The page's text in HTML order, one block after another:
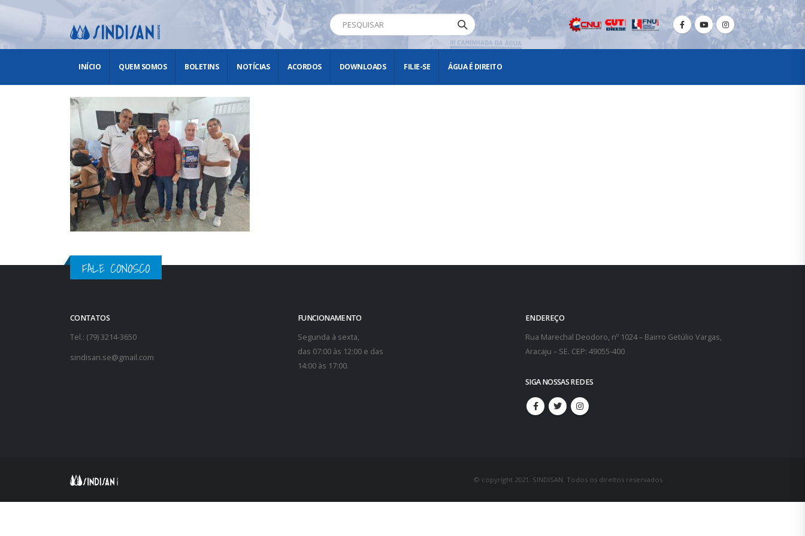
INÍCIO QUEM SOMOS BOLETINS NOTÍCIAS ACORDOS DOWNLOADS FILIE-SE ÁGUA É DIREITO
FALE CONOSCO
CONTATOS
Tel.: (79) 3214-3650
sindisan.se@gmail.com
FUNCIONAMENTO
Segunda à sexta,
das 07:00 às 12:00 e das
14:00 às 17:00.
ENDEREÇO
Rua Marechal Deodoro, nº 1024 – Bairro Getúlio Vargas,
Aracaju – SE. CEP: 49055-400
SIGA NOSSAS REDES
© copyright 2021. SINDISAN. Todos os direitos reservados